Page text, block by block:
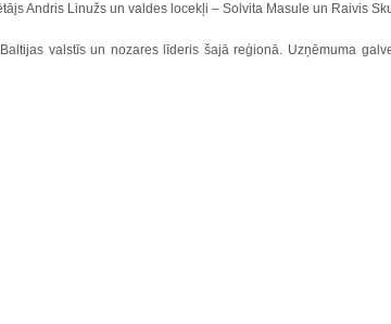
Andris Linužs un valdes locekļi – Solvita Masule un Raivis
valstīs un nozares līderis šajā reģionā. Uzņēmuma